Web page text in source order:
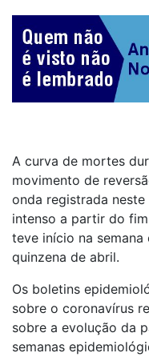
A curva de mortes
movimento de
onda registrada
intenso a partir do
teve início na semana
quinzena de abril.
Os boletins
sobre o coronavírus
sobre a evolução da
semanas